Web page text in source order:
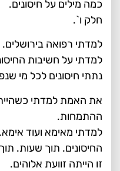
כמה מילים על חיסונים.
חלק ו`.
למדתי רפואה בירושלים.
למדתי על חשיבות
נתתי חיסונים לכל מי
את האמת למדתי
ההתמחות.
למדתי מאימא ועוד
החיסונים. תוך שעות.
זו הייתה זוועת אלוהים.